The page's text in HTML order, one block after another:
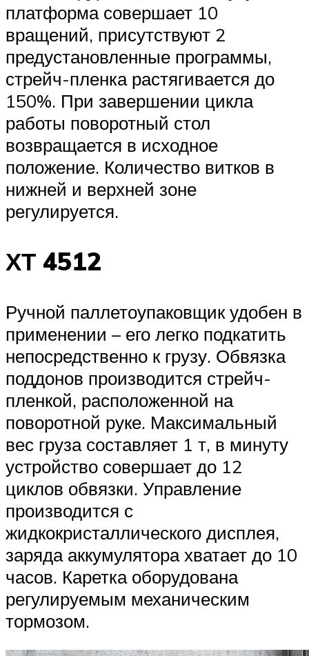
платформа совершает 10
вращений, присутствуют 2
предустановленные программы,
стрейч-пленка растягивается до
150%. При завершении цикла
работы поворотный стол
возвращается в исходное
положение. Количество витков в
нижней и верхней зоне
регулируется.
ХТ 4512
Ручной паллетоупаковщик удобен в
применении – его легко подкатить
непосредственно к грузу. Обвязка
поддонов производится стрейч-
пленкой, расположенной на
поворотной руке. Максимальный
вес груза составляет 1 т, в минуту
устройство совершает до 12
циклов обвязки. Управление
производится с
жидкокристаллического дисплея,
заряда аккумулятора хватает до 10
часов. Каретка оборудована
регулируемым механическим
тормозом.